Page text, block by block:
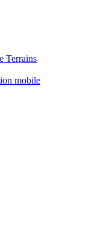
Terrains
mobile